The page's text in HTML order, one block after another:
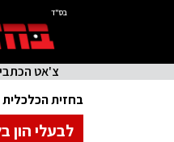
בס"ד
צ'אט
בחזית הכלכלית
לבעלי הון